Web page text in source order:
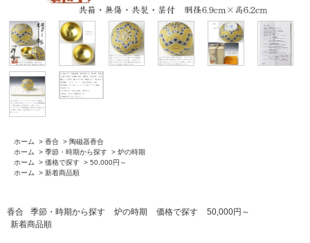
ホーム > 香合 > 陶磁器香合
ホーム
> 季節・時期から探す > 炉の時期
ホーム
> 価格で探す > 50,000円～
ホーム
> 新着商品順
香合 季節・時期から探す 炉の時期 価格で探す
50,000円～
新着商品順